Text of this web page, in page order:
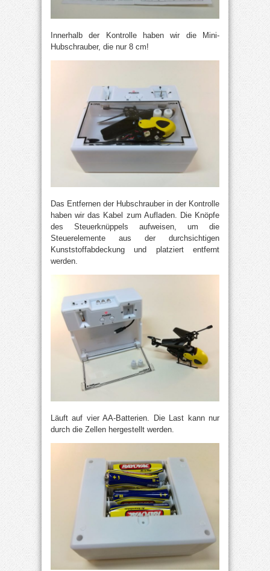
Innerhalb der Kontrolle haben wir die Mini-
Hubschrauber, die nur 8 cm!
Das Entfernen der Hubschrauber in der Kontrolle
haben wir das Kabel zum Aufladen. Die Knöpfe
des Steuerknüppels aufweisen, um die
Steuerelemente aus der durchsichtigen
Kunststoffabdeckung und platziert entfernt
werden.
Läuft auf vier AA-Batterien. Die Last kann nur
durch die Zellen hergestellt werden.